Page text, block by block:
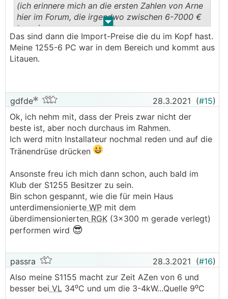
. .
(ich erinnere mich an die ersten Zahlen von Arne
hier im Forum, die irgendwo zwischen 6-7000 €
lagen).
Das sind dann die Import-Preise die du im Kopf hast.
Meine 1255-6 PC war in dem Bereich und kommt aus
Litauen.
gdfde 28.3.2021 (#15)
Ok, ich nehm mit, dass der Preis zwar nicht der
beste ist, aber noch durchaus im Rahmen.
Ich werd mitn Installateur nochmal reden und auf die
Tränendrüse drücken
Ansonste freu ich mich dann schon, auch bald im
Klub der S1255 Besitzer zu sein.
Bin schon gespannt, wie die für mein Haus
unterdimensionierte WP mit dem
überdimensionierten RGK (3x300 m gerade verlegt)
performen wird 😎
passra 28.3.2021 (#16)
Also meine S1155 macht zur Zeit AZen von 6 und
besser bei VL 34⁰C und um die 3-4kW...Quelle 9⁰C